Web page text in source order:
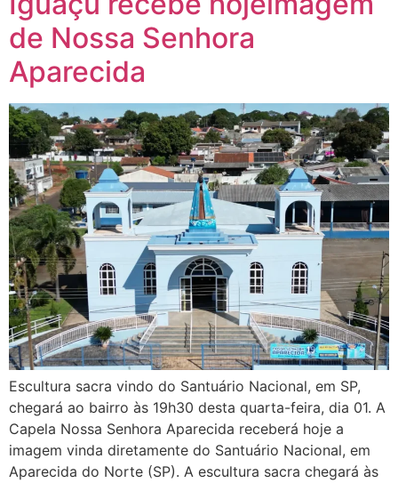
de Nossa Senhora
Aparecida
Escultura sacra vindo do Santuário Nacional, em SP,
chegará ao bairro às 19h30 desta quarta-feira, dia 01. A
Capela Nossa Senhora Aparecida receberá hoje a
imagem vinda diretamente do Santuário Nacional, em
Aparecida do Norte (SP). A escultura sacra chegará às